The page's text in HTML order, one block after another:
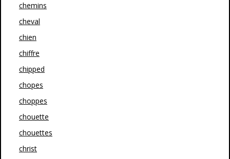
chemins
cheval
chien
chiffre
chipped
chopes
choppes
chouette
chouettes
christ